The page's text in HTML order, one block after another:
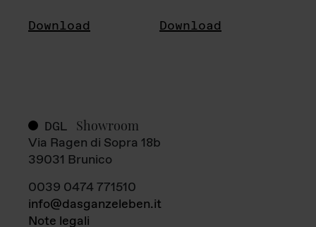
Download Download
DGL Showroom
Via Ragen di Sopra 18b
39031 Brunico
0039 0474 771510
info@dasganzeleben.it
Note legali